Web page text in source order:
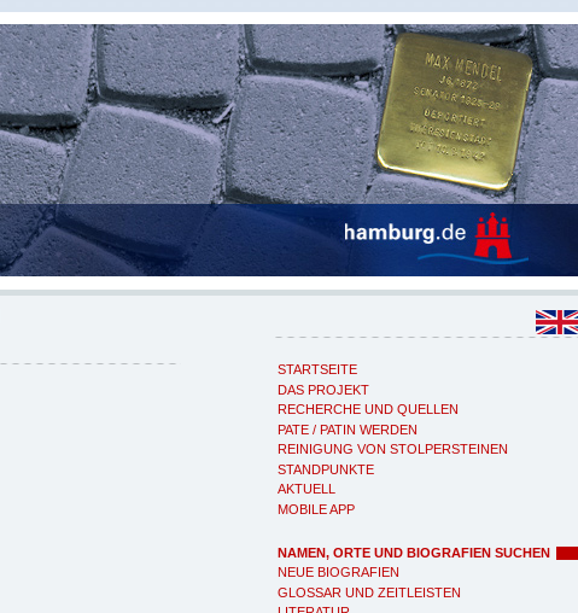
STARTSEITE
DAS PROJEKT
RECHERCHE UND QUELLEN
PATE / PATIN WERDEN
REINIGUNG VON STOLPERSTEINEN
STANDPUNKTE
AKTUELL
MOBILE APP
NAMEN, ORTE UND BIOGRAFIEN SUCHEN
NEUE BIOGRAFIEN
GLOSSAR UND ZEITLEISTEN